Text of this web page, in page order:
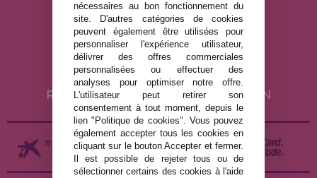
MENTIONS LÉGALES
POLITIQUE DE CONFIDENTIALITÉ
POLITIQUE DE COOKIES
LIVRAISON ET RETOUR
RETOURS / DROIT DE RÉTRACTATION
nécessaires au bon fonctionnement du
site. D'autres catégories de cookies
peuvent également être utilisées pour
personnaliser l'expérience utilisateur,
délivrer des offres commerciales
personnalisées ou effectuer des
analyses pour optimiser notre offre.
L'utilisateur peut retirer son
consentement à tout moment, depuis le
lien "Politique de cookies". Vous pouvez
également accepter tous les cookies en
cliquant sur le bouton Accepter et fermer.
Il est possible de rejeter tous ou de
sélectionner certains des cookies à l'aide